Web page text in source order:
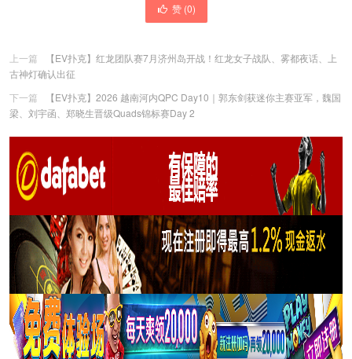
赞 (0)
上一篇
【EV扑克】红龙团队赛7月济州岛开战！红龙女子战队、雾都夜话、上
古神灯确认出征
下一篇
【EV扑克】2026 越南河内QPC Day10｜郭东剑获迷你主赛亚军，魏国
梁、刘宇函、郑晓生晋级Quads锦标赛Day 2